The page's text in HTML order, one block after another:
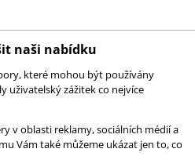
naši nabídku
které mohou být používány
uživatelský zážitek co nejvíce
v oblasti reklamy, sociálních médií a
Vám také můžeme ukázat jen to, co